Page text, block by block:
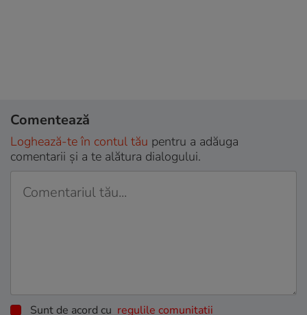
Comentează
Loghează-te în contul tău pentru a adăuga
comentarii și a te alătura dialogului.
Sunt de acord cu regulile comunitatii